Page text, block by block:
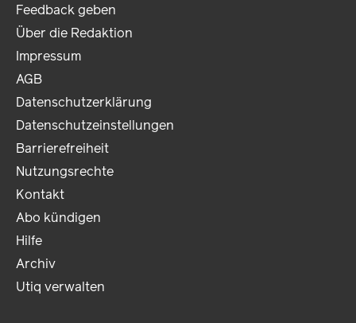
Feedback geben
Über die Redaktion
Impressum
AGB
Datenschutzerklärung
Datenschutzeinstellungen
Barrierefreiheit
Nutzungsrechte
Kontakt
Abo kündigen
Hilfe
Archiv
Utiq verwalten